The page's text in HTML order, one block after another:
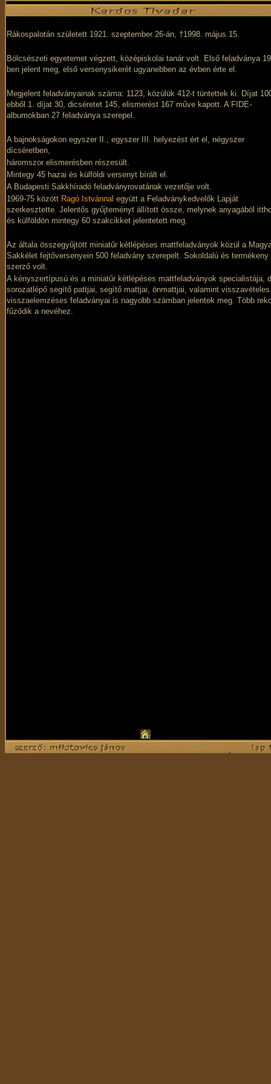
Rákospalotán született 1921. szeptember 26-án, †1998. május 15.
Bölcsészeti egyetemet végzett, középiskolai tanár volt. Első feladványa
ben jelent meg, első versenysikerét ugyanebben az évben érte el.
Megjelent feladványainak száma: 1123, közülük 412-t tüntettek ki. Díjat
ebből 1. díjat 30, dicséretet 145, elismerést 167 műve kapott. A FIDE-
albumokban 27 feladványa szerepel.
A bajnokságokon egyszer II., egyszer III. helyezést ért el, négyszer
dícséretben,
háromszor elismerésben részesült.
Mintegy 45 hazai és külföldi versenyt bírált el.
A Budapesti Sakkhíradó feladványrovatának vezetője volt.
1969-75 között Ragó Istvánnal együtt a Feladványkedvelők Lapját
szerkesztette. Jelentős gyűjteményt állított össze, melynek anyagából
és külföldön mintegy 60 szakcikket jelentetett meg.
Az általa összegyűjtött miniatűr kétlépéses mattfeladványok közül a
Sakkélet fejtőversenyein 500 feladvány szerepelt. Sokoldalú és termékeny
szerző volt.
A kényszertípusú és a miniatűr kétlépéses mattfeladványok specialistája,
sorozatlépő segítő pattjai, segítő mattjai, önmattjai, valamint
visszaelemzéses feladványai is nagyobb számban jelentek meg. Több
fűződik a nevéhez.